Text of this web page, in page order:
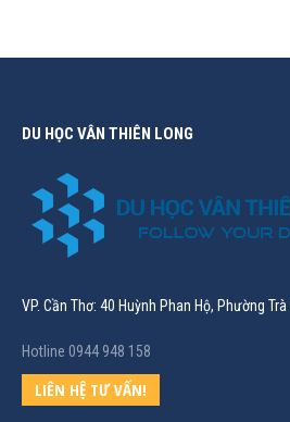
DU HỌC VÂN THIÊN LONG
VP. Cần Thơ: 40 Huỳnh Phan Hộ, Phường
Hotline 0944 948 158
LIÊN HỆ TƯ VẤN!